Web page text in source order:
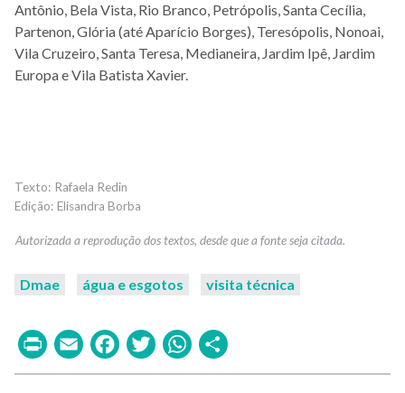
Antônio, Bela Vista, Rio Branco, Petrópolis, Santa Cecília,
Partenon, Glória (até Aparício Borges), Teresópolis, Nonoai,
Vila Cruzeiro, Santa Teresa, Medianeira, Jardim Ipê, Jardim
Europa e Vila Batista Xavier.
Rafaela Redin
Elisandra Borba
Dmae água e esgotos visita técnica
PrintEmailFacebook
TwitterWhatsApp